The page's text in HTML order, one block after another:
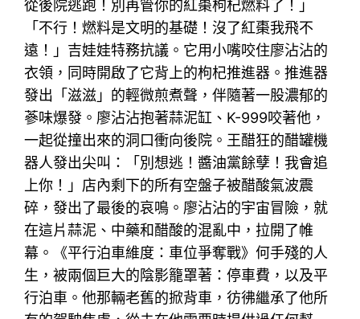
從後院逃跑！別再管你的紅棗枸杞燃料了！」
「不行！燃料是文明的基礎！沒了紅棗我飛不
遠！」吉娃娃特務抗議。它用小嘴咬住廖沾沾的
衣領，同時開啟了它背上的枸杞推進器。推進器
發出「滋滋」的輕微煎煮聲，伴隨著一股濃郁的
蔘味爆發。廖沾沾抱著蒜泥缸、K-999咬著他，
一起從撞出來的洞口衝向後院。王醋狂的醋罐機
器人發出尖叫：「別想逃！醬油黨餘孽！我會追
上你！」店內剩下的所有空盤子被醋酸氣波震
碎，發出了最後的哀鳴。廖沾沾的宇宙冒險，就
在這片蒜泥、中藥和醋酸的混亂中，拉開了帷
幕。《平行泊車維度：車位爭奪戰》何手殘的人
生，被兩個巨大的陰影籠罩著：停車費，以及平
行泊車。他那輛老舊的掀背車，彷彿繼承了他所